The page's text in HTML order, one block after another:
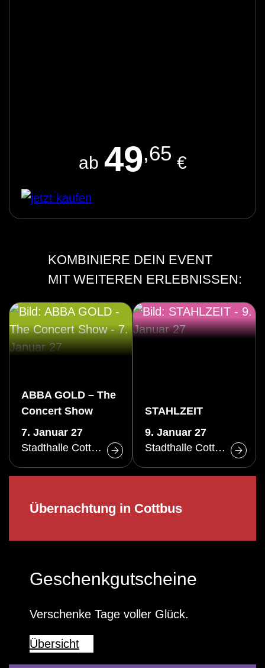
ab 49,65 €
KOMBINIERE DEIN EVENT
MIT WEITEREN ERLEBNISSEN:
ABBA GOLD – The
Concert Show
7. Januar 27
Stadthalle Cottbus
STAHLZEIT
9. Januar 27
Stadthalle Cottbus
Übernachtung in Cottbus
Geschenkgutscheine
Verschenke Tage voller Glück.
Übersicht